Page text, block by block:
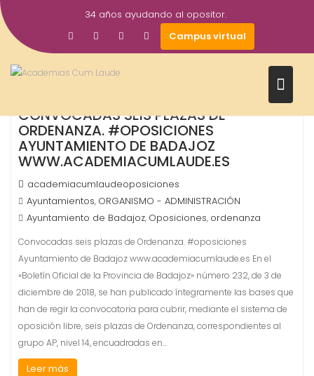
Saltar
al
contenido
34 años ayudando al opositor.
Campus virtual
Mar
2019
CONVOCADAS SEIS PLAZAS DE
ORDENANZA. #OPOSICIONES
AYUNTAMIENTO DE BADAJOZ
WWW.ACADEMIACUMLAUDE.ES
academiacumlaudeoposiciones
Ayuntamientos, ORGANISMO - ADMINISTRACIÓN
Ayuntamiento de Badajoz, Oposiciones, ordenanza
Convocadas seis plazas de Ordenanza. #oposiciones
Ayuntamiento de Badajoz www.academiacumlaude.es En el
«Boletín Oficial de la Provincia de Badajoz» número 232, de 3 de
diciembre de 2018, se han publicado íntegramente las bases que
han de regir la convocatoria para cubrir, mediante el sistema de
oposición libre, seis plazas de Ordenanza, correspondientes al
grupo AP, nivel 14, encuadradas en…
Leer más